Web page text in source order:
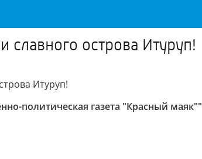
острова Итуруп!
Итуруп!
политическая газета "Красный маяк""